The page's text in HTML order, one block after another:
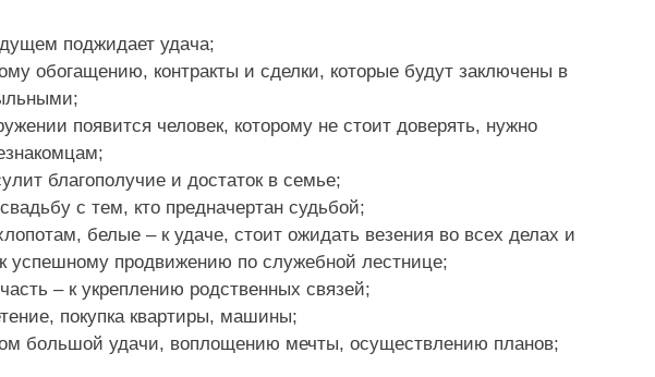
поджидает удача;
обогащению, контракты и сделки, которые будут заключены в
появится человек, которому не стоит доверять, нужно
благополучие и достаток в семье;
с тем, кто предначертан судьбой;
белые – к удаче, стоит ожидать везения во всех делах и
успешному продвижению по служебной лестнице;
– к укреплению родственных связей;
покупка квартиры, машины;
большой удачи, воплощению мечты, осуществлению планов;